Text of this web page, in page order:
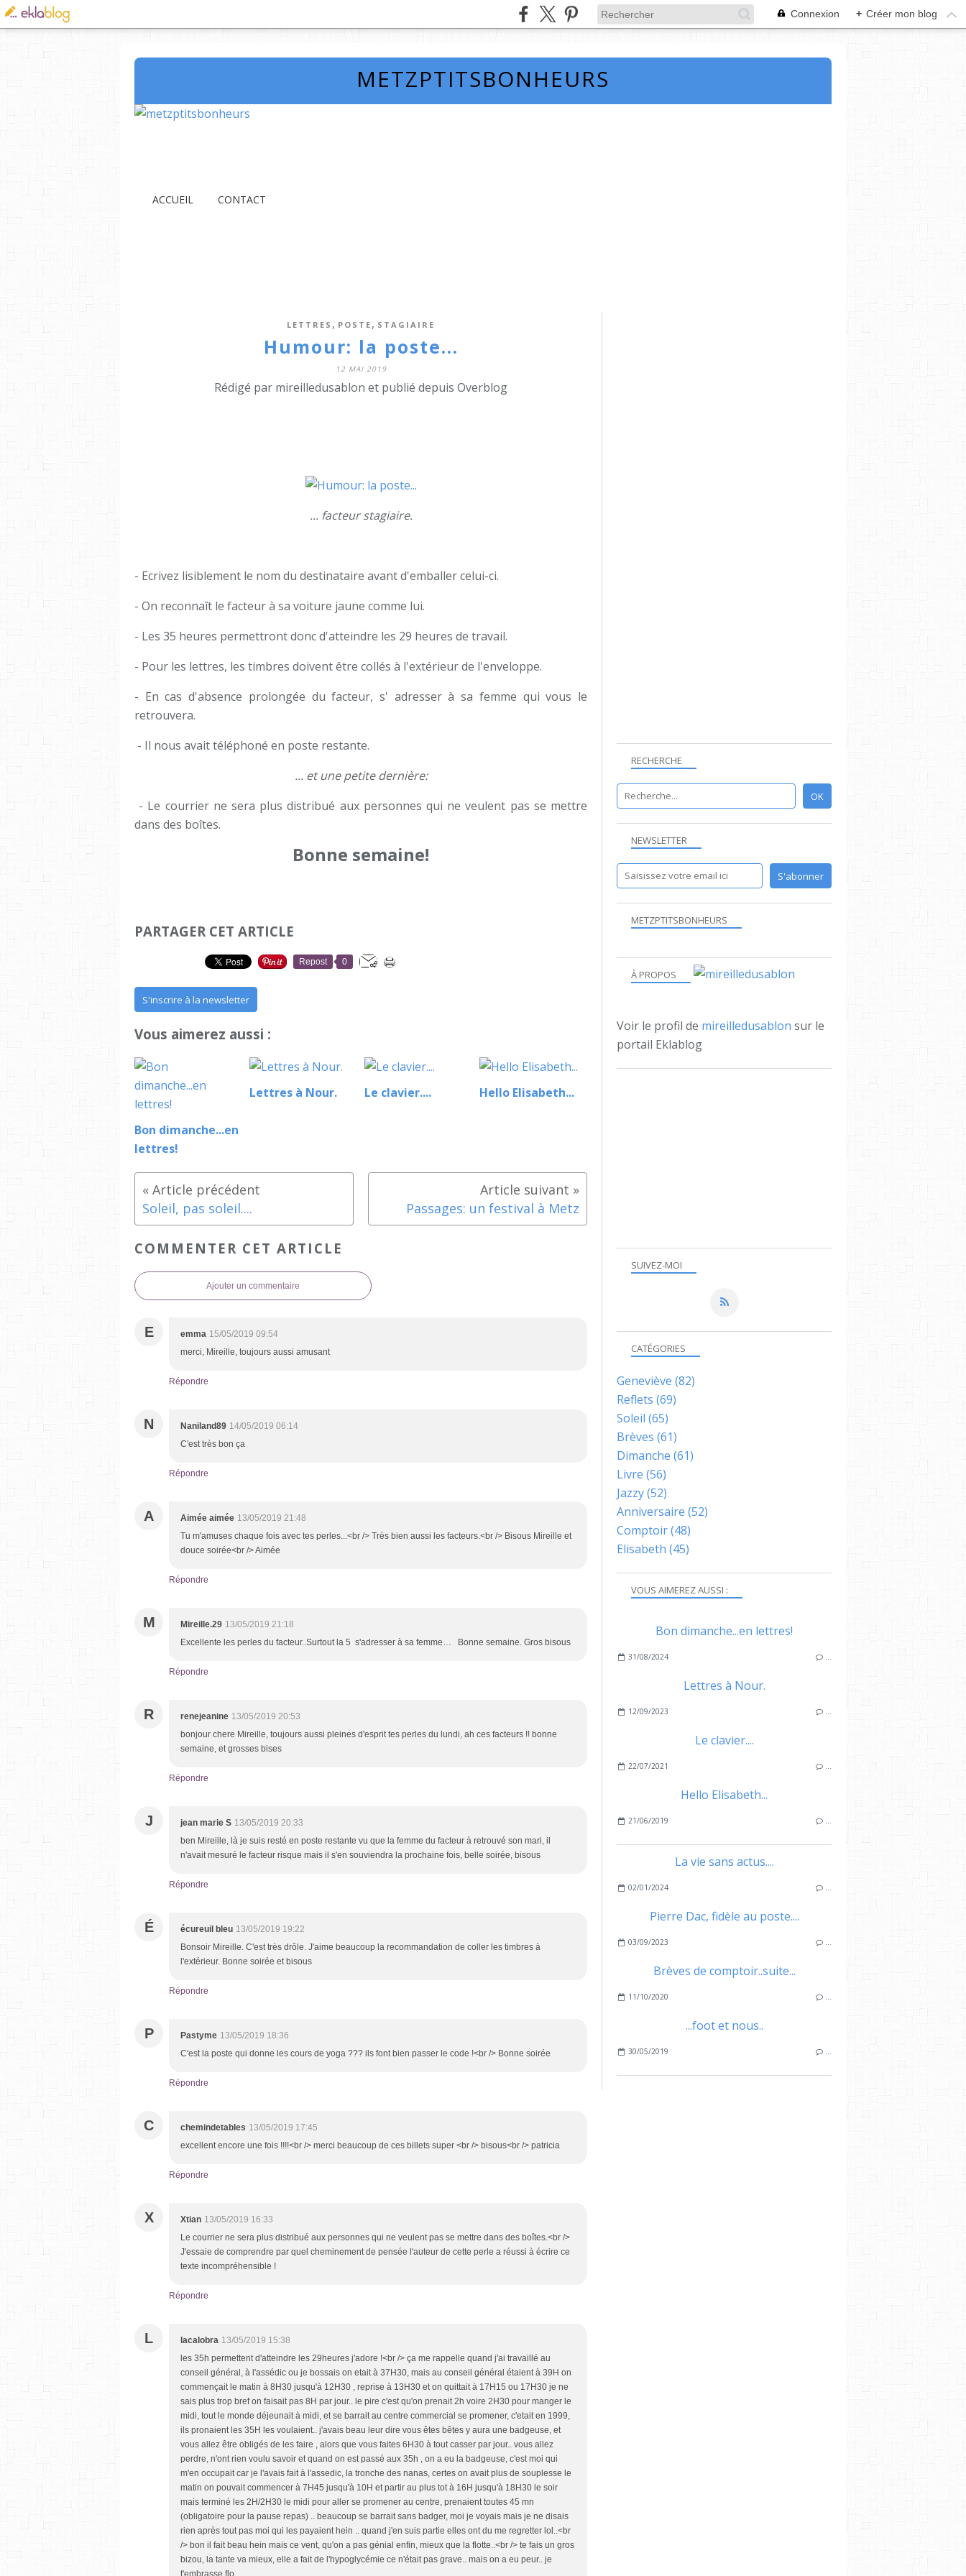
Connexion + Créer mon blog
METZPTITSBONHEURS
ACCUEIL CONTACT
LETTRES , POSTE , STAGIAIRE
Humour: la poste...
12 MAI 2019
Rédigé par mireilledusablon et publié depuis Overblog
... facteur stagiaire.
- Ecrivez lisiblement le nom du destinataire avant d'emballer celui-ci.
- On reconnaît le facteur à sa voiture jaune comme lui.
- Les 35 heures permettront donc d'atteindre les 29 heures de travail.
- Pour les lettres, les timbres doivent être collés à l'extérieur de l'enveloppe.
- En cas d'absence prolongée du facteur, s' adresser à sa femme qui vous le
retrouvera.
- Il nous avait téléphoné en poste restante.
... et une petite dernière:
- Le courrier ne sera plus distribué aux personnes qui ne veulent pas se mettre
dans des boîtes.
Bonne semaine!
PARTAGER CET ARTICLE
Repost 0
S'inscrire à la newsletter
Vous aimerez aussi :
Bon dimanche...en
lettres!
Lettres à Nour. Le clavier.... Hello Elisabeth...
Soleil, pas soleil.... Passages: un festival à Metz
COMMENTER CET ARTICLE
Ajouter un commentaire
E emma 15/05/2019 09:54
merci, Mireille, toujours aussi amusant
Répondre
N Naniland89 14/05/2019 06:14
C'est très bon ça
Répondre
A Aimée aimée 13/05/2019 21:48
Tu m'amuses chaque fois avec tes perles...<br /> Très bien aussi les facteurs.<br /> Bisous Mireille et
douce soirée<br /> Aimée
Répondre
M Mireille.29 13/05/2019 21:18
Excellente les perles du facteur..Surtout la 5 s'adresser à sa femme… Bonne semaine. Gros bisous
Répondre
R renejeanine 13/05/2019 20:53
bonjour chere Mireille, toujours aussi pleines d'esprit tes perles du lundi, ah ces facteurs !! bonne
semaine, et grosses bises
Répondre
J jean marie S 13/05/2019 20:33
ben Mireille, là je suis resté en poste restante vu que la femme du facteur à retrouvé son mari, il
n'avait mesuré le facteur risque mais il s'en souviendra la prochaine fois, belle soirée, bisous
Répondre
É écureuil bleu 13/05/2019 19:22
Bonsoir Mireille. C'est très drôle. J'aime beaucoup la recommandation de coller les timbres à
l'extérieur. Bonne soirée et bisous
Répondre
P Pastyme 13/05/2019 18:36
C'est la poste qui donne les cours de yoga ??? ils font bien passer le code !<br /> Bonne soirée
Répondre
C chemindetables 13/05/2019 17:45
excellent encore une fois !!!!<br /> merci beaucoup de ces billets super <br /> bisous<br /> patricia
Répondre
X Xtian 13/05/2019 16:33
Le courrier ne sera plus distribué aux personnes qui ne veulent pas se mettre dans des boîtes.<br />
J'essaie de comprendre par quel cheminement de pensée l'auteur de cette perle a réussi à écrire ce
texte incompréhensible !
Répondre
L lacalobra 13/05/2019 15:38
les 35h permettent d'atteindre les 29heures j'adore !<br /> ça me rappelle quand j'ai travaillé au
conseil général, à l'assédic ou je bossais on etait à 37H30, mais au conseil général étaient à 39H on
commençait le matin à 8H30 jusqu'à 12H30 , reprise à 13H30 et on quittait à 17H15 ou 17H30 je ne
sais plus trop bref on faisait pas 8H par jour.. le pire c'est qu'on prenait 2h voire 2H30 pour manger le
midi, tout le monde déjeunait à midi, et se barrait au centre commercial se promener, c'etait en 1999,
ils pronaient les 35H les voulaient.. j'avais beau leur dire vous êtes bêtes y aura une badgeuse, et
vous allez être obligés de les faire , alors que vous faites 6H30 à tout casser par jour.. vous allez
perdre, n'ont rien voulu savoir et quand on est passé aux 35h , on a eu la badgeuse, c'est moi qui
m'en occupait car je l'avais fait à l'assedic, la tronche des nanas, certes on avait plus de souplesse le
matin on pouvait commencer à 7H45 jusqu'à 10H et partir au plus tot à 16H jusqu'à 18H30 le soir
mais terminé les 2H/2H30 le midi pour aller se promener au centre, prenaient toutes 45 mn
(obligatoire pour la pause repas) .. beaucoup se barrait sans badger, moi je voyais mais je ne disais
rien après tout pas moi qui les payaient hein .. quand j'en suis partie elles ont du me regretter lol..<br
/> bon il fait beau hein mais ce vent, qu'on a pas génial enfin, mieux que la flotte..<br /> te fais un gros
bizou, la tante va mieux, elle a fait de l'hypoglycémie ce n'était pas grave.. mais on a eu peur.. je
t'embrasse flo
NEWSLETTER
SUIVEZ-MOI
RECHERCHE
METZPTITSBONHEURS
À PROPOS
Voir le profil de mireilledusablon sur le
portail Eklablog
VOUS AIMEREZ AUSSI :
Bon dimanche...en lettres!
31/08/2024 …
Lettres à Nour.
12/09/2023 …
Le clavier....
22/07/2021 …
Hello Elisabeth...
21/06/2019 …
La vie sans actus....
02/01/2024 …
Pierre Dac, fidèle au poste....
03/09/2023 …
Brèves de comptoir..suite...
11/10/2020 …
...foot et nous..
30/05/2019 …
CATÉGORIES
Geneviève (82)
Reflets (69)
Soleil (65)
Brèves (61)
Dimanche (61)
Livre (56)
Jazzy(52)
Anniversaire (52)
Comptoir(48)
Elisabeth (45)